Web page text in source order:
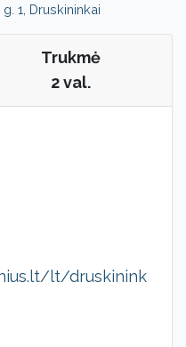
g. 1, Druskininkai
Trukmė
2 val.
lt/druskinink